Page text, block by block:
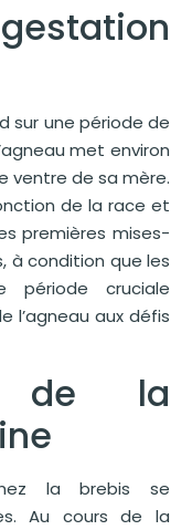
sur une période de
met environ
ventre de sa mère.
de la race et
premières mises-
à condition que les
période cruciale
l’agneau aux défis
de la
la brebis se
Au cours de la